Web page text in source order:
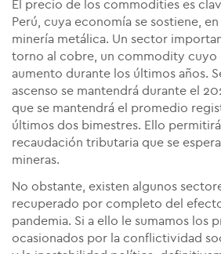
El precio de los commodities es
Perú, cuya economía se sostiene,
minería metálica. Un sector
torno al cobre, un commodity cuyo
aumento durante los últimos años.
ascenso se mantendrá durante el
que se mantendrá el promedio
últimos dos bimestres. Ello
recaudación tributaria que se
mineras.
No obstante, existen algunos
recuperado por completo del
pandemia. Si a ello le sumamos los
ocasionados por la conflictividad